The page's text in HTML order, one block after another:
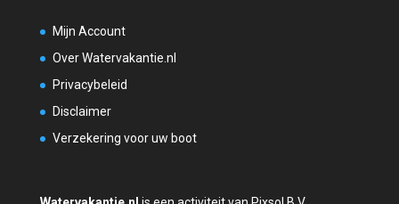
Mijn Account
Over Watervakantie.nl
Privacybeleid
Disclaimer
Verzekering voor uw boot